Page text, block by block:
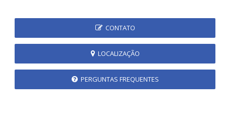
CONTATO
LOCALIZAÇÃO
PERGUNTAS FREQUENTES